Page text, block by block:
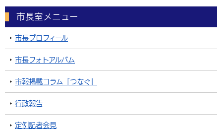
市長室メニュー
市長プロフィール
市長フォトアルバム
市報掲載コラム「つなぐ」
行政報告
定例記者会見